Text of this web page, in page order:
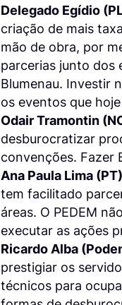
Delegado Egídio
criação de mais
mão de obra, por
parcerias junto dos
Blumenau. Investir
os eventos que
Odair Tramontin
desburocratizar
convenções. Fazer
Ana Paula Lima (PT)
tem facilitado
áreas. O PEDEM
executar as ações
Ricardo Alba
prestigiar os
técnicos para